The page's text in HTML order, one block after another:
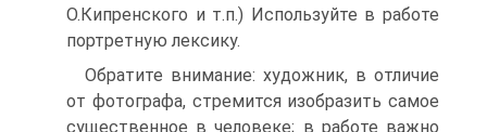
О.Кипренского и т.п.) Используйте в работе
портретную лексику.
Обратите внимание: художник, в отличие
от фотографа, стремится изобразить самое
существенное в человеке; в работе важно